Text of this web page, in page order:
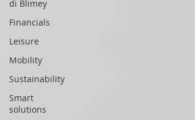
di Blimey
Financials
Leisure
Mobility
Sustainability
Smart
solutions